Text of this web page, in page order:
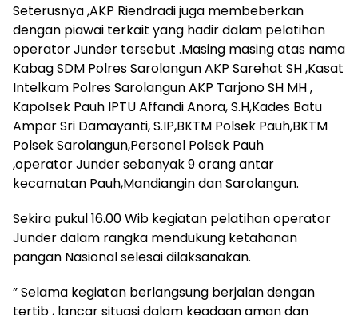
Seterusnya ,AKP Riendradi juga membeberkan
dengan piawai terkait yang hadir dalam pelatihan
operator Junder tersebut .Masing masing atas nama
Kabag SDM Polres Sarolangun AKP Sarehat SH ,Kasat
Intelkam Polres Sarolangun AKP Tarjono SH MH ,
Kapolsek Pauh IPTU Affandi Anora, S.H,Kades Batu
Ampar Sri Damayanti, S.IP,BKTM Polsek Pauh,BKTM
Polsek Sarolangun,Personel Polsek Pauh
,operator Junder sebanyak 9 orang antar
kecamatan Pauh,Mandiangin dan Sarolangun.
Sekira pukul 16.00 Wib kegiatan pelatihan operator
Junder dalam rangka mendukung ketahanan
pangan Nasional selesai dilaksanakan.
” Selama kegiatan berlangsung berjalan dengan